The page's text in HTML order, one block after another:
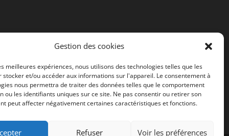
Gestion des cookies
meilleures expériences, nous utilisons des technologies telles que les
stocker et/ou accéder aux informations sur l'appareil. Le consentement à
nous permettra de traiter des données telles que le comportement
ou les identifiants uniques sur ce site. Ne pas consentir ou retirer son
peut affecter négativement certaines caractéristiques et fonctions.
Refuser Voir les préférences